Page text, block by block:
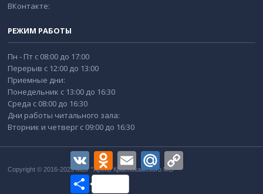
ВКонтакте:
РЕЖИМ РАБОТЫ
Пн - Пт с 08:00 до 17:00
Перерыв с 12:00 до 13:00
Приемные дни:
Понедельник с 13:00 до 16:30
Среда с 08:00 до 16:30
Дни работы читального зала:
Вторник и четверг с 09:00 до 16:30
Copyright © 2016-2025 МБУ "Архив Краснокамского МО"
Odnoklassniki
Email Mail.Ru